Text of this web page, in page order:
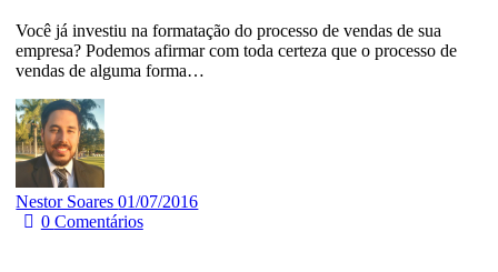
Você já investiu na formatação do processo de vendas de sua
empresa? Podemos afirmar com toda certeza que o processo de
vendas de alguma forma…
Nestor Soares01/07/2016
0 Comentários